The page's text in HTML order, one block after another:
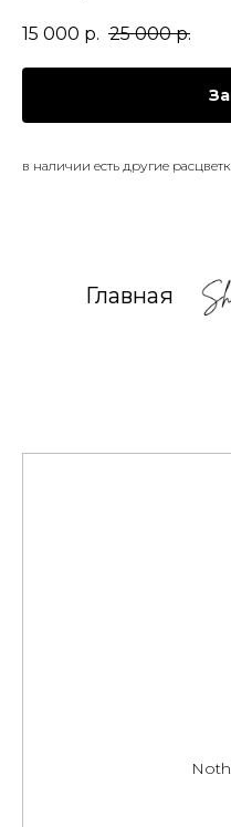
15 000 р. 25 000 р.
в наличии есть другие
Главная